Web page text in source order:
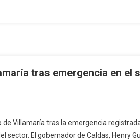
tras emergencia en
de Villamaría tras la emergencia
El gobernador de Caldas, Henry